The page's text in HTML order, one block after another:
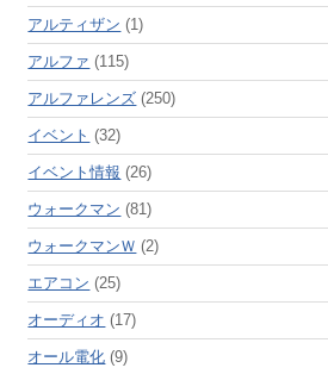
アルティザン (1)
アルファ (115)
アルファレンズ (250)
イベント (32)
イベント情報 (26)
ウォークマン (81)
ウォークマンＷ (2)
エアコン (25)
オーディオ (17)
オール電化 (9)